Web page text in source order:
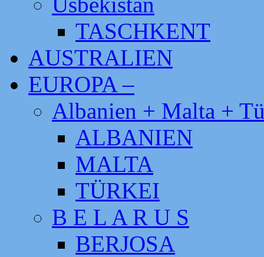
TASCHKENT
AUSTRALIEN
EUROPA –
Albanien + Malta +
ALBANIEN
MALTA
TÜRKEI
B E L A R U S
BERJOSA